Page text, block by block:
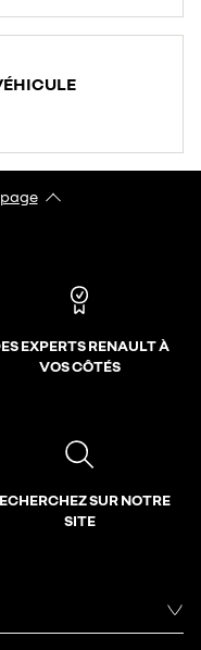
EXPERTS RENAULT À
VOS CÔTÉS
SUR NOTRE
SITE